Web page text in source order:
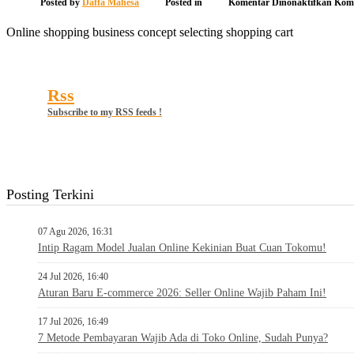
Online shopping business concept selecting shopping cart
Rss
Subscribe to my RSS feeds !
Posting Terkini
07 Agu 2026, 16:31
Intip Ragam Model Jualan Online Kekinian Buat Cuan Tokomu!
24 Jul 2026, 16:40
Aturan Baru E-commerce 2026: Seller Online Wajib Paham Ini!
17 Jul 2026, 16:49
7 Metode Pembayaran Wajib Ada di Toko Online, Sudah Punya?